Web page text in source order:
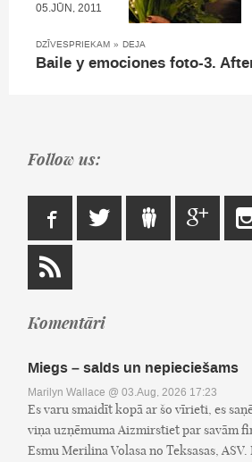
05.JŪN, 2011
DZĪVESPRIEKAM » DEJA
Baile y emociones foto-3.
Follow us:
Komentāri
Miegs – salds un nepieciešams
Marilyn Wallace @ 03.Aug, 2026 17:23
Es varu smaidīt kopā ar šo vīrieti, es
viņa uzņēmuma Aizmirstiet par savām
Esmu Merilina Volasa no Teksasas,